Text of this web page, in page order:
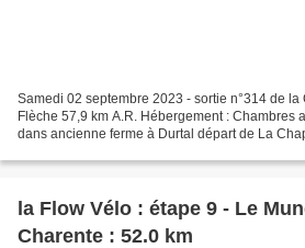
Samedi 02 septembre 2023 - sortie n°314 de
Flèche 57,9 km A.R. Hébergement : Chambres
dans ancienne ferme à Durtal départ de La
la Flow Vélo : étape 9 - Le
Charente : 52.0 km